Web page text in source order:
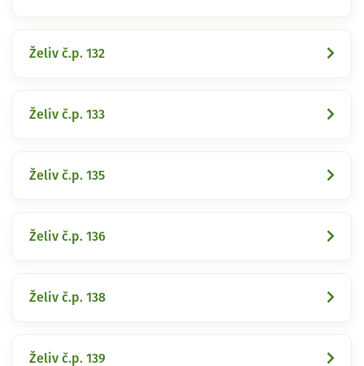
Želiv č.p. 132
Želiv č.p. 133
Želiv č.p. 135
Želiv č.p. 136
Želiv č.p. 138
Želiv č.p. 139